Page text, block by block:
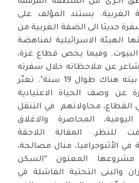
يستند المؤلف على
حديثا الى الضفة الغربية من
الهيئة الاسرائيلية لمناهضة
وفيما يخص قطاع غزة،
عن ملاحظاته خلال سفرته
حديثا "الأولى الى بيته هناك طوال 19 سنة". تعبّر
عن وصف الحياة الاعتيادية
القطاع، محاولاتهم في التنقل
المحاصرة والاغلاق
للنظر. المقالة اللاحقة
في الأثنوجرافيا، منال مصالحة،
المعنون “السكن
والبنى التحتية الفاشلة في